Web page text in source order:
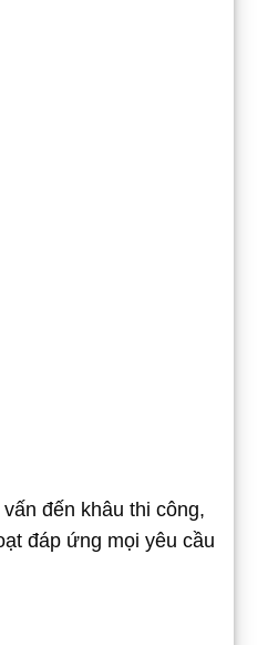
đến khâu thi công,
đáp ứng mọi yêu cầu